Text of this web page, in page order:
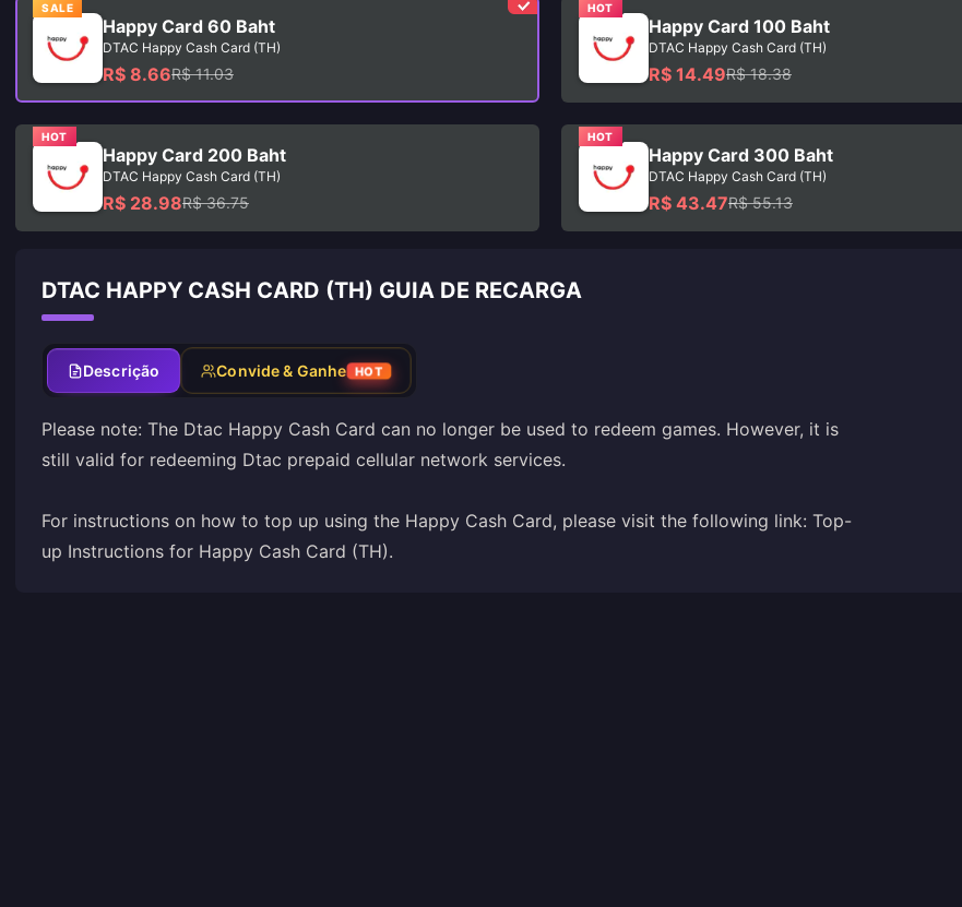
SALE
Happy Card 60 Baht
DTAC Happy Cash Card (TH)
R$ 8.66R$ 11.03
HOT
Happy Card 100 Baht
DTAC Happy Cash Card (TH)
R$ 14.49R$ 18.38
HOT
Happy Card 200 Baht
DTAC Happy Cash Card (TH)
R$ 28.98R$ 36.75
HOT
Happy Card 300 Baht
DTAC Happy Cash Card (TH)
R$ 43.47R$ 55.13
DTAC HAPPY CASH CARD (TH) GUIA DE RECARGA
Descrição Convide & Ganhe HOT
Please note: The Dtac Happy Cash Card can no longer be used to redeem games. However, it is
still valid for redeeming Dtac prepaid cellular network services.
For instructions on how to top up using the Happy Cash Card, please visit the following link: Top-
up Instructions for Happy Cash Card (TH).